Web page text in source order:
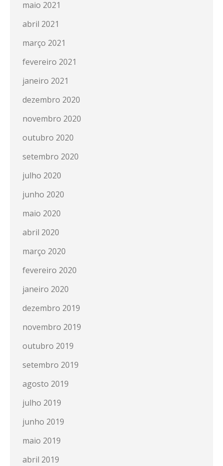
maio 2021
abril 2021
março 2021
fevereiro 2021
janeiro 2021
dezembro 2020
novembro 2020
outubro 2020
setembro 2020
julho 2020
junho 2020
maio 2020
abril 2020
março 2020
fevereiro 2020
janeiro 2020
dezembro 2019
novembro 2019
outubro 2019
setembro 2019
agosto 2019
julho 2019
junho 2019
maio 2019
abril 2019